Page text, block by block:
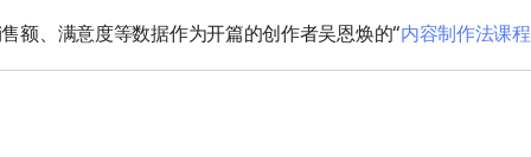
额、满意度等数据作为开篇的创作者吴恩焕的“内容制作法课